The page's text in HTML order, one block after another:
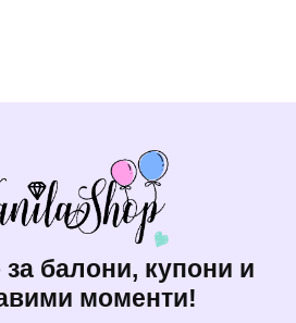
балони, купони и
моменти!